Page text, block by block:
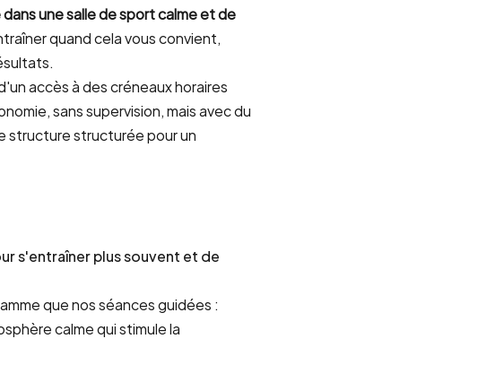
une salle de sport calme et de
quand cela vous convient,
accès à des créneaux horaires
sans supervision, mais avec du
structure structurée pour un
s'entraîner plus souvent et de
que nos séances guidées :
calme qui stimule la